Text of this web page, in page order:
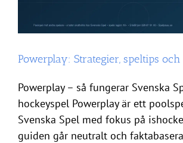
Powerplay: Strategier, speltips
Powerplay – så fungerar Svenska
hockeyspel Powerplay är ett
Svenska Spel med fokus på
guiden går neutralt och